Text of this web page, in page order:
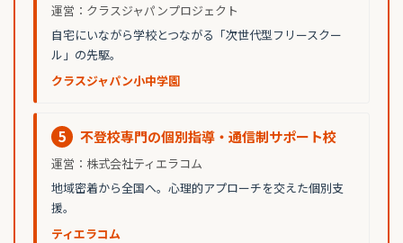
運営：クラスジャパンプロジェクト
自宅にいながら学校とつながる「次世代型フリースクー
ル」の先駆。
クラスジャパン小中学園
5 不登校専門の個別指導・通信制サポート校
運営：株式会社ティエラコム
地域密着から全国へ。心理的アプローチを交えた個別支
援。
ティエラコム